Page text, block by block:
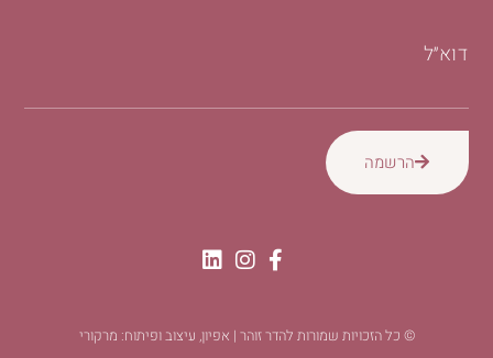
דוא״ל
הרשמה
© כל הזכויות שמורות להדר זוהר | אפיון, עיצוב ופיתוח: מרקורי